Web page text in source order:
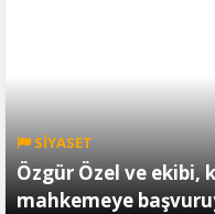
SİYASET
Özgür Özel ve ekibi,
mahkemeye